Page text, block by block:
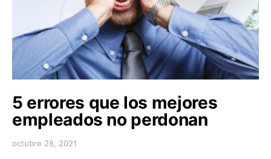
5 errores que los mejores
empleados no perdonan
octubre 28, 2021